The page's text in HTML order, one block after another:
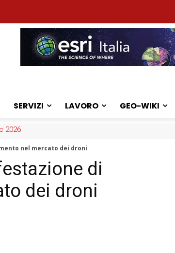
SERVIZI LAVORO GEO-WIKI
2026
nel mercato dei droni
di
dei droni